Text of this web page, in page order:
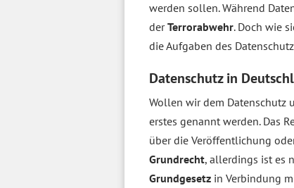
werden sollen. Während
derTerrorabwehr. Doch wie
die Aufgaben des
Datenschutz in
Wollen wir dem Datenschutz
erstes genannt werden. Das
über die Veröffentlichung
Grundrecht, allerdings ist es
Grundgesetz in Verbindung